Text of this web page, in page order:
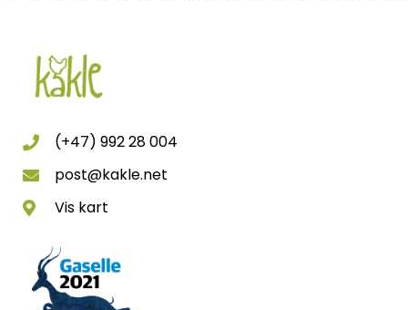
(+47) 992 28 004
post@kakle.net
Vis kart